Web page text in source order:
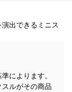
出できるミニス
によります。
ルがその商品